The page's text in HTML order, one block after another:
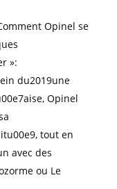
Opinel se
»:
du2019une
Opinel
tout en
avec des
ou Le